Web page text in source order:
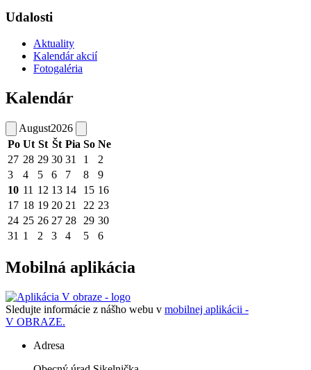
Udalosti
Aktuality
Kalendár akcií
Fotogaléria
Kalendár
August2026
Po Ut St Št Pia So Ne
27 28 29 30 31 1
2
3
4 5 6 7 8
9
10 11 12 13 14 15 16
17 18 19 20 21 22 23
24 25 26 27 28 29 30
31 1 2 3 4 5 6
Mobilná aplikácia
Sledujte informácie z nášho webu v mobilnej aplikácii -
V OBRAZE.
Adresa